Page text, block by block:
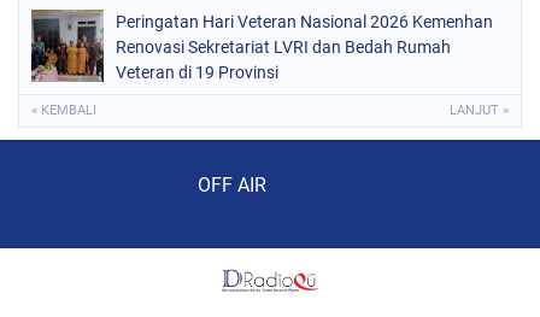
Peringatan Hari Veteran Nasional 2026 Kemenhan
Renovasi Sekretariat LVRI dan Bedah Rumah
Veteran di 19 Provinsi
« KEMBALI LANJUT »
OFF AIR